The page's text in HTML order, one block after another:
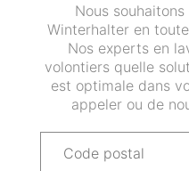
Nous
Winterhalter en
Nos experts en
volontiers quelle
est optimale dans
appeler ou de